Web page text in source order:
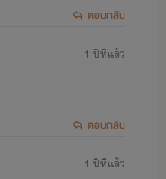
ตอบกลับ
1 ปีที่แล้ว
ตอบกลับ
1 ปีที่แล้ว